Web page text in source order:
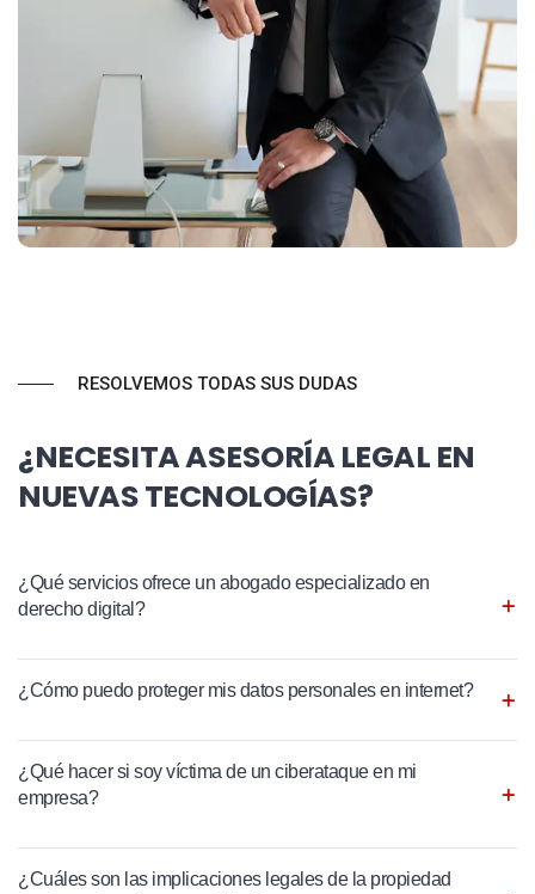
RESOLVEMOS TODAS SUS DUDAS
¿NECESITA ASESORÍA LEGAL EN
NUEVAS TECNOLOGÍAS?
¿Qué servicios ofrece un abogado especializado en
derecho digital?
¿Cómo puedo proteger mis datos personales en internet?
¿Qué hacer si soy víctima de un ciberataque en mi
empresa?
¿Cuáles son las implicaciones legales de la propiedad